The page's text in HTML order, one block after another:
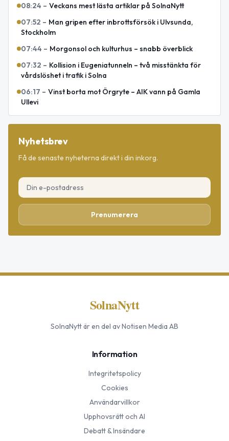
08:24 – Veckans mest lästa artiklar på SolnaNytt
07:52 – Man gripen efter inbrottsförsök i Ulvsunda,
Stockholm
07:44 – Morgonsol och kulturhus – snabb överblick
07:32 – Kollision i Eugeniatunneln – två misstänkta för
vårdslöshet i trafik i Solna
06:17 – Vinst borta mot Örgryte – AIK vann på Gamla
Ullevi
Nyhetsbrev
Få de senaste nyheterna direkt i din inkorg.
Prenumerera
SolnaNytt
SolnaNyttär en del av Notisen Media AB
Information
Integritetspolicy
Cookies
Användarvillkor
Upphovsrätt och AI
Debatt & Insändare